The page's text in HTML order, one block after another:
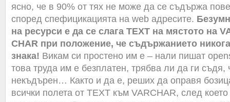
ясно, че в 90% от тях не може да се съдържа
според спефицикацията на web адресите.
на ресурси е да се слага TEXT на мястото на
CHAR при положение, че съдържанието
знака! Викам си простено им е – нали пишат
това труда им е безплатен, трябва ли да ги съдя,
некъдърен… Както и да е, реших да оправя
всички полета от TEXT към VARCHAR, след